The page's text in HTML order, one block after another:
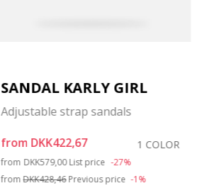
SANDAL KARLY GIRL
Adjustable strap sandals
from DKK422,67 1 COLOR
from Price reduced from
DKK579,00 to
List price -27%
fromDKK428,46Previous price -1%